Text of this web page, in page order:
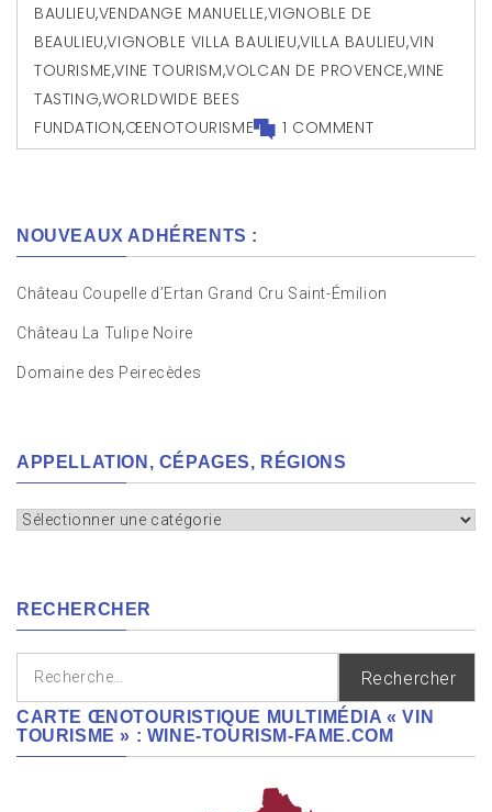
BAULIEU,VENDANGE MANUELLE,VIGNOBLE DE
BEAULIEU,VIGNOBLE VILLA BAULIEU,VILLA BAULIEU,VIN
TOURISME,VINE TOURISM,VOLCAN DE PROVENCE,WINE
TASTING,WORLDWIDE BEES
FUNDATION,ŒENOTOURISME 1 COMMENT
NOUVEAUX ADHÉRENTS :
Château Coupelle d’Ertan Grand Cru Saint-Émilion
Château La Tulipe Noire
Domaine des Peirecèdes
APPELLATION, CÉPAGES, RÉGIONS
Appellation,
RECHERCHER
Rechercher :
CARTE ŒNOTOURISTIQUE MULTIMÉDIA « VIN
TOURISME » : WINE-TOURISM-FAME.COM